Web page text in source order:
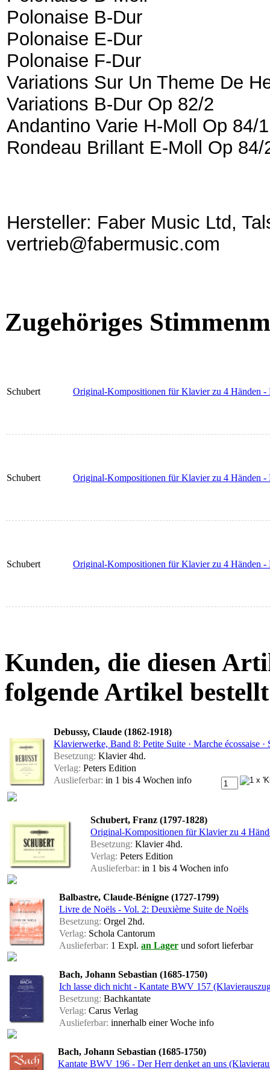
Polonaise B-Dur
Polonaise E-Dur
Polonaise F-Dur
Variations Sur Un Theme De
Variations B-Dur Op 82/2
Andantino Varie H-Moll Op 84/1
Rondeau Brillant E-Moll Op 84/
Hersteller: Faber Music Ltd,
vertrieb@fabermusic.com
Zugehöriges
Schubert Original-Kompositionen für Klavier zu 4 Händen -
Schubert Original-Kompositionen für Klavier zu 4 Händen -
Schubert Original-Kompositionen für Klavier zu 4 Händen -
Kunden, die diesen
folgende Artikel
Debussy, Claude (1862-1918)
Klavierwerke, Band 8: Petite Suite · Marche écossaise ·
Besetzung: Klavier 4hd.
Verlag: Peters Edition
Auslieferbar: in 1 bis 4 Wochen info
Schubert, Franz (1797-1828)
Original-Kompositionen für Klavier zu 4
Besetzung: Klavier 4hd.
Verlag: Peters Edition
Auslieferbar: in 1 bis 4 Wochen info
Balbastre, Claude-Bénigne (1727-1799)
Livre de Noëls - Vol. 2: Deuxième Suite de Noëls
Besetzung: Orgel 2hd.
Verlag: Schola Cantorum
Auslieferbar: 1 Expl. an Lager und sofort lieferbar
Bach, Johann Sebastian (1685-1750)
Ich lasse dich nicht - Kantate BWV 157
Besetzung: Bachkantate
Verlag: Carus Verlag
Auslieferbar: innerhalb einer Woche info
Bach, Johann Sebastian (1685-1750)
Kantate BWV 196 - Der Herr denket an uns